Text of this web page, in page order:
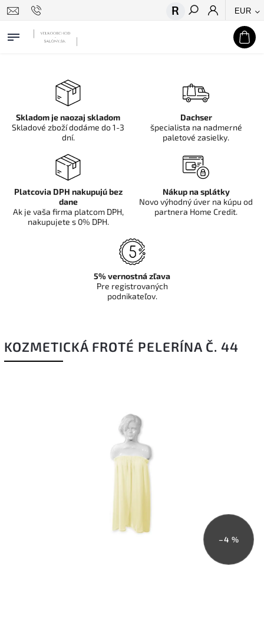
EUR
Hľadať
KOZMETICKÁ FROTÉ PELERÍNA Č. 44
–4 %
Skladom je naozaj skladom
Skladové zboží dodáme do 1-3
dní.
Dachser
špecialista na nadmerné
paletové zasielky.
Platcovia DPH nakupujú bez
dane
Ak je vaša firma platcom DPH,
nakupujete s 0% DPH.
Nákup na splátky
Novo výhodný úver na kúpu od
partnera Home Credit.
5% vernostná zľava
Pre registrovaných
podnikateľov.